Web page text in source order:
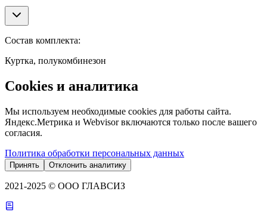
Состав комплекта:
Куртка, полукомбинезон
Cookies и аналитика
Мы используем необходимые cookies для работы сайта.
Яндекс.Метрика и Webvisor включаются только после вашего
согласия.
Политика обработки персональных данных
Принять Отклонить аналитику
2021-2025 © ООО ГЛАВСИЗ